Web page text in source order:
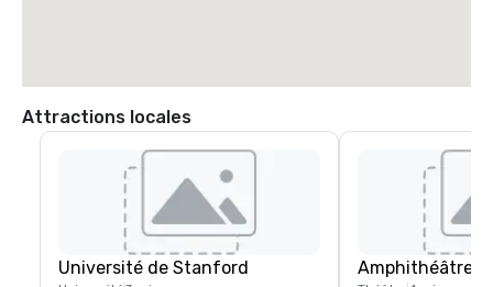
Attractions locales
Université de Stanford Amphithéâtre